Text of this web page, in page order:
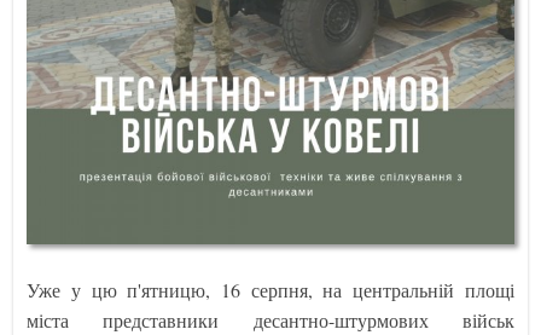
Уже у цю п'ятницю, 16 серпня, на центральній площі
міста представники десантно-штурмових військ